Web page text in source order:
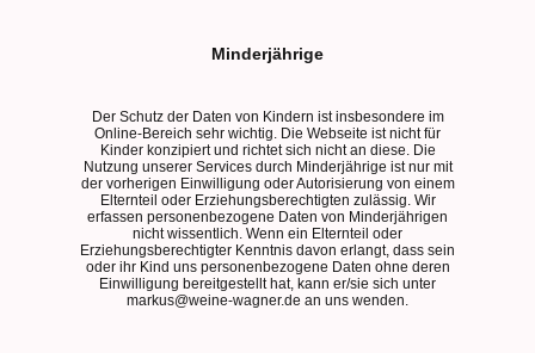
Minderjährige
Der Schutz der Daten von Kindern ist insbesondere im
Online-Bereich sehr wichtig. Die Webseite ist nicht für
Kinder konzipiert und richtet sich nicht an diese. Die
Nutzung unserer Services durch Minderjährige ist nur mit
der vorherigen Einwilligung oder Autorisierung von einem
Elternteil oder Erziehungsberechtigten zulässig. Wir
erfassen personenbezogene Daten von Minderjährigen
nicht wissentlich. Wenn ein Elternteil oder
Erziehungsberechtigter Kenntnis davon erlangt, dass sein
oder ihr Kind uns personenbezogene Daten ohne deren
Einwilligung bereitgestellt hat, kann er/sie sich unter
markus@weine-wagner.de an uns wenden.